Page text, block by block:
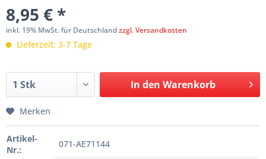
8,95 € *
inkl. 19% MwSt. für Deutschlandzzgl. Versandkosten
Lieferzeit: 3-7 Tage
In den Warenkorb
Merken
Artikel-
Nr.:
071-AE71144